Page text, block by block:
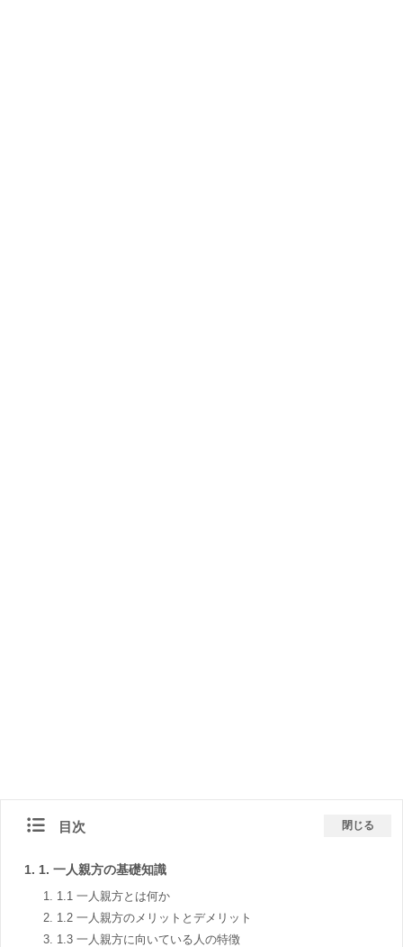
目次 閉じる
1. 一人親方の基礎知識
1.1 一人親方とは何か
1.2 一人親方のメリットとデメリット
1.3 一人親方に向いている人の特徴